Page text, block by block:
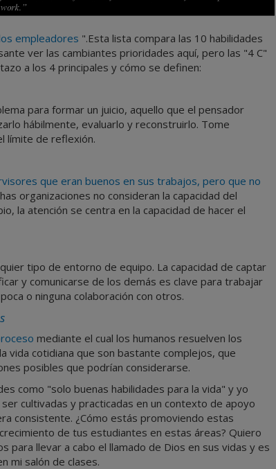
empleadores ".Esta lista compara las 10 habilidades
ver las cambiantes prioridades aquí, pero las "4 C"
a los 4 principales y cómo se definen:
para formar un juicio, aquello que el pensador
hábilmente, evaluarlo y reconstruirlo. Tome
límite de reflexión.
que eran buenos en sus trabajos, pero que no
organizaciones no consideran la capacidad del
la atención se centra en la capacidad de hacer el
tipo de entorno de equipo. La capacidad de captar
y comunicarse de los demás es clave para trabajar
o ninguna colaboración con otros.
mediante el cual los humanos resuelven los
vida cotidiana que son bastante complejos, que
posibles que podrían considerarse.
como "solo buenas habilidades para la vida" y yo
cultivadas y practicadas en un contexto de apoyo
consistente. ¿Cómo estás promoviendo estas
de tus estudiantes en estas áreas? Quiero
para llevar a cabo el llamado de Dios en sus vidas y es
mi salón de clases.